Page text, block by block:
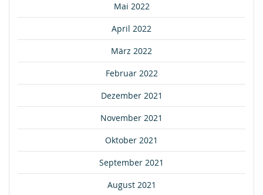
Mai 2022
April 2022
März 2022
Februar 2022
Dezember 2021
November 2021
Oktober 2021
September 2021
August 2021